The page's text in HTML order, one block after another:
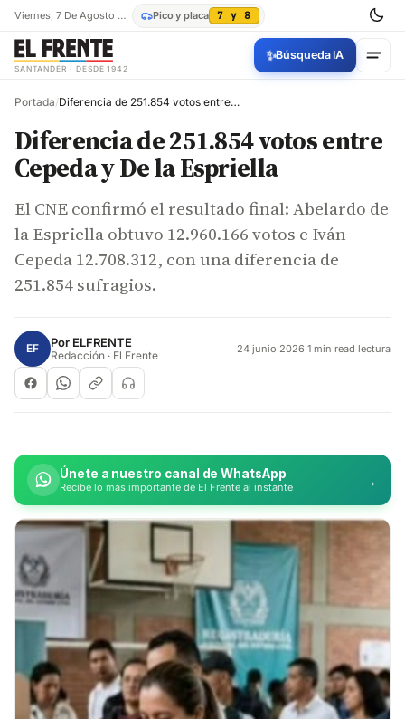
Viernes, 7 De Agosto De 2026 Pico y placa 7 y 8
SANTANDER · DESDE 1942
✨Búsqueda IA
Portada/ Diferencia de 251.854 votos entre Cepeda y De la Espriella
Diferencia de 251.854 votos entre
Cepeda y De la Espriella
El CNE confirmó el resultado final: Abelardo de
la Espriella obtuvo 12.960.166 votos e Iván
Cepeda 12.708.312, con una diferencia de
251.854 sufragios.
EF Por ELFRENTE
Redacción · El Frente 24 junio 2026·1 min read lectura
Únete a nuestro canal de WhatsApp
Recibe lo más importante de El Frente al instante →